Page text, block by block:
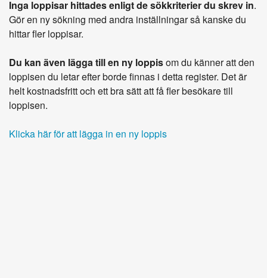
Inga loppisar hittades enligt de sökkriterier du skrev in.
Gör en ny sökning med andra inställningar så kanske du
hittar fler loppisar.
Du kan även lägga till en ny loppisom du känner att den
loppisen du letar efter borde finnas i detta register. Det är
helt kostnadsfritt och ett bra sätt att få fler besökare till
loppisen.
Klicka här för att lägga in en ny loppis